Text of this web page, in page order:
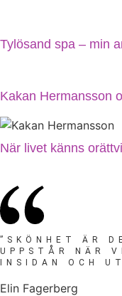
Tylösand spa – min
Kakan Hermansson
När livet känns
”SKÖNHET ÄR
UPPSTÅR NÄR
INSIDAN OCH
Elin Fagerberg